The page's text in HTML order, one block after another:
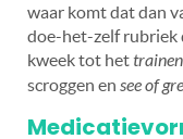
waar komt dat dan
doe-het-zelf rubriek
kweek tot hettrainen
scroggen en see of